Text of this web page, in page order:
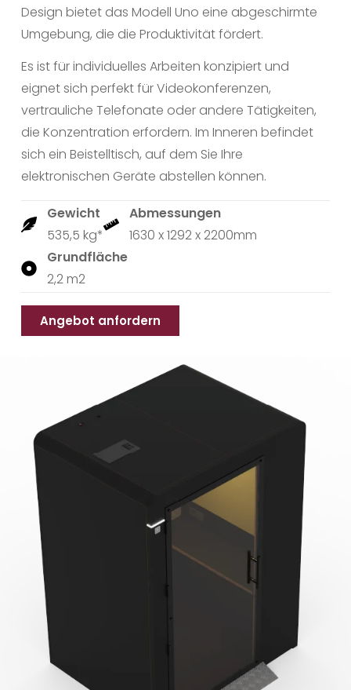
Design bietet das Modell Uno eine abgeschirmte
Umgebung, die die Produktivität fördert.
Es ist für individuelles Arbeiten konzipiert und
eignet sich perfekt für Videokonferenzen,
vertrauliche Telefonate oder andere Tätigkeiten,
die Konzentration erfordern. Im Inneren befindet
sich ein Beistelltisch, auf dem Sie Ihre
elektronischen Geräte abstellen können.
Gewicht
535,5 kg*
Abmessungen
1630 x 1292 x 2200mm
Grundfläche
2,2 m2
Angebot anfordern